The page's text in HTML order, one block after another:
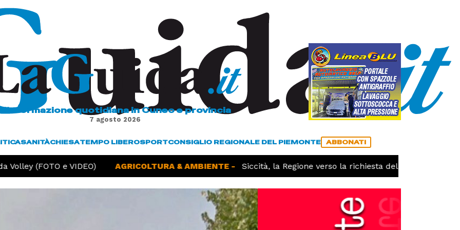
L'informazione quotidiana in Cuneo e provincia
7 agosto 2026
SANITÀCHIESATEMPO LIBEROSPORTCONSIGLIO REGIONALE DEL PIEMONTE ABBONATI
(FOTO e VIDEO) AGRICOLTURA & AMBIENTE - Siccità, la Regione verso la richiesta dello stato di